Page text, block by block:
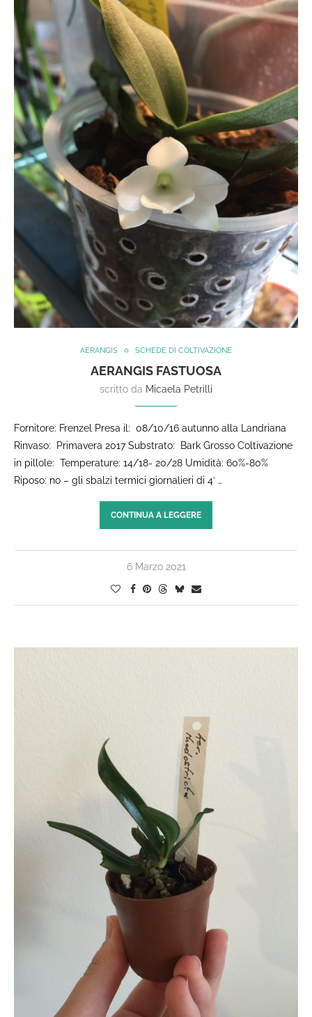
AERANGIS SCHEDE DI COLTIVAZIONE
AERANGIS FASTUOSA
scritto da Micaela Petrilli
Fornitore: Frenzel Presa il: 08/10/16 autunno alla Landriana
Rinvaso: Primavera 2017 Substrato: Bark Grosso Coltivazione
in pillole: Temperature: 14/18- 20/28 Umidità: 60%-80%
Riposo: no – gli sbalzi termici giornalieri di 4′ …
CONTINUA A LEGGERE
6 Marzo 2021